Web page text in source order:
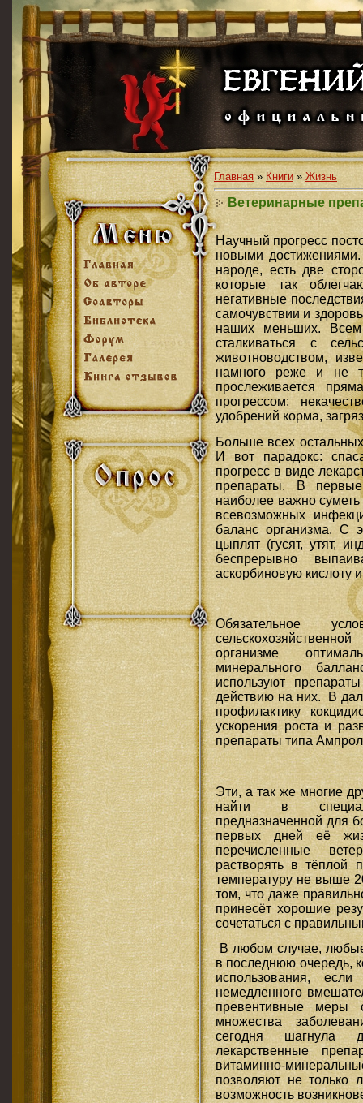
Главная » Книги»Жизнь
Ветеринарные
Научный прогресс
новыми
народе, есть две
которые так
негативные
самочувствии и
наших меньших. Всем
сталкиваться с
животноводством,
намного реже и не
прослеживается
прогрессом:
удобрений корма,
Больше всех
И вот парадокс:
прогресс в виде
препараты. В
наиболее важно
всевозможных
баланс организма. С
цыплят (гусят, утят,
беспрерывно
аскорбиновую кислоту
Обязательное
организме
минерального
используют
действию на них. В
профилактику
ускорения роста и
препараты типа
Эти, а так же многие
найти в
предназначенной для
первых дней её
перечисленные
растворять в тёплой
температуру не выше
том, что даже
принесёт хорошие
сочетаться с
В любом случае,
в последнюю очередь,
использования,
немедленного
превентивные меры
множества
сегодня шагнула
лекарственные
витаминно-
позволяют не только
возможность